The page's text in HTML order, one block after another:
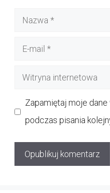
Nazwa
Witryna
Zapamiętaj moje
podczas pisania